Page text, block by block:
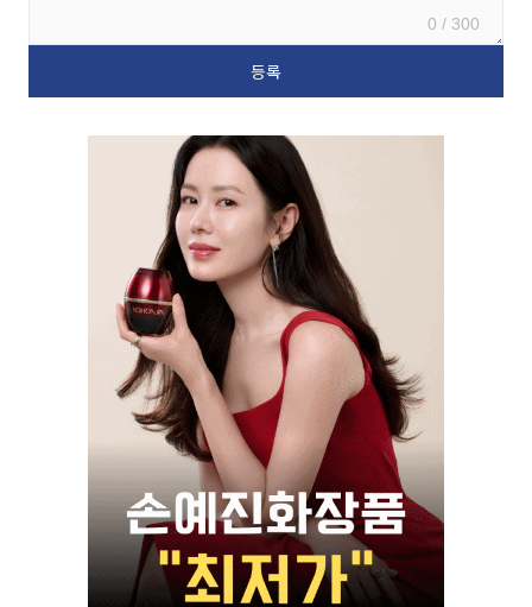
0 / 300